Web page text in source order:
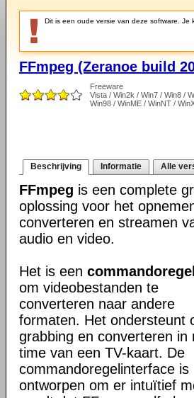
Dit is een oude versie van deze software. Je
FFmpeg (Zeranoe build
Freeware
Vista / Win2k / Win7 / Win8 /
Win98 / WinME / WinNT /
Beschrijving Informatie Alle
FFmpeg is een complete
oplossing voor het
converteren en streamen
audio en video.
Het is een
om videobestanden te
converteren naar andere
formaten. Het ondersteunt
grabbing en converteren in
time van een TV-kaart. De
commandoregelinterface is
ontworpen om er intuïtief